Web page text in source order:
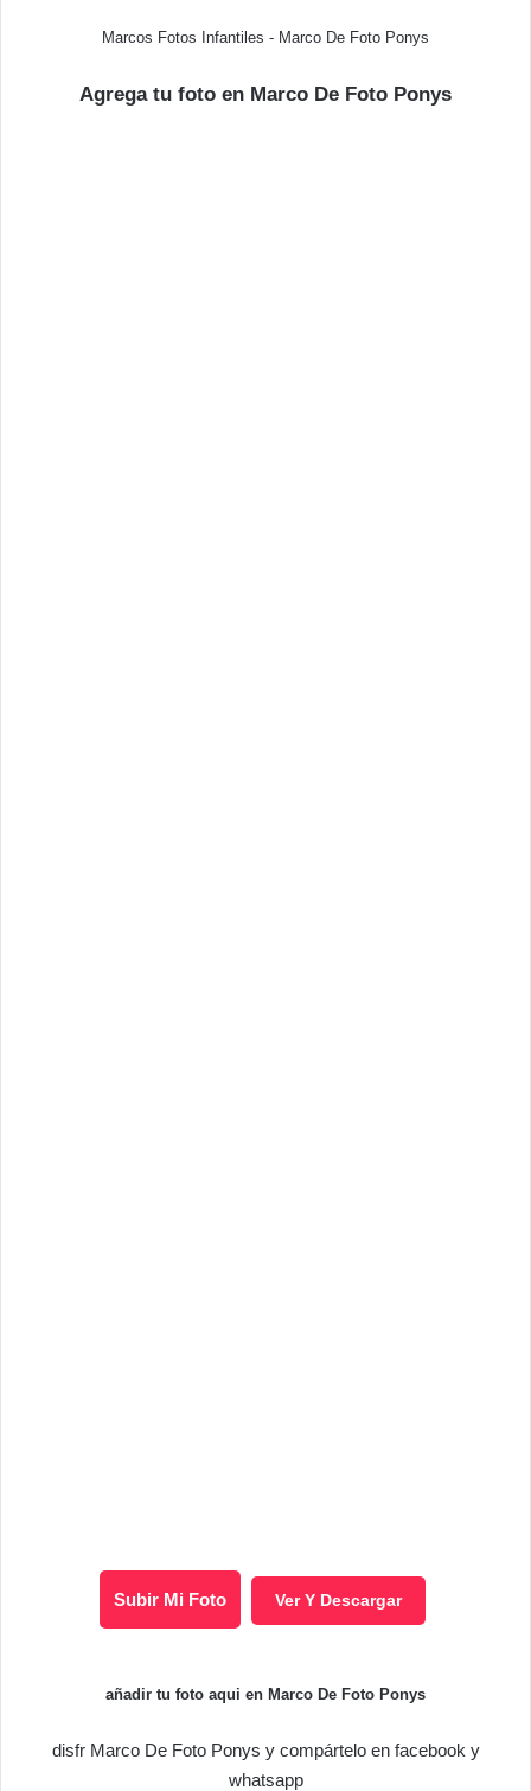
Marcos Fotos Infantiles - Marco De Foto Ponys
Agrega tu foto en Marco De Foto Ponys
Subir Mi Foto Ver Y Descargar
añadir tu foto aqui en Marco De Foto Ponys
disfr Marco De Foto Ponys y compártelo en facebook y
whatsapp